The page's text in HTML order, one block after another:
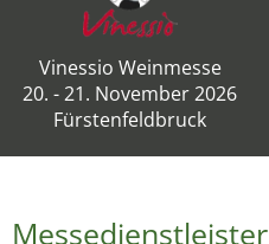
Vinessio Weinmesse
20. - 21. November 2026
Fürstenfeldbruck
Messedienstleister